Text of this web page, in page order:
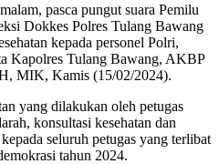
pasca pungut suara Pemilu
Dokkes Polres Tulang Bawang
kepada personel Polri,
Kapolres Tulang Bawang, AKBP
MIK, Kamis (15/02/2024).
yang dilakukan oleh petugas
konsultasi kesehatan dan
seluruh petugas yang terlibat
tahun 2024.